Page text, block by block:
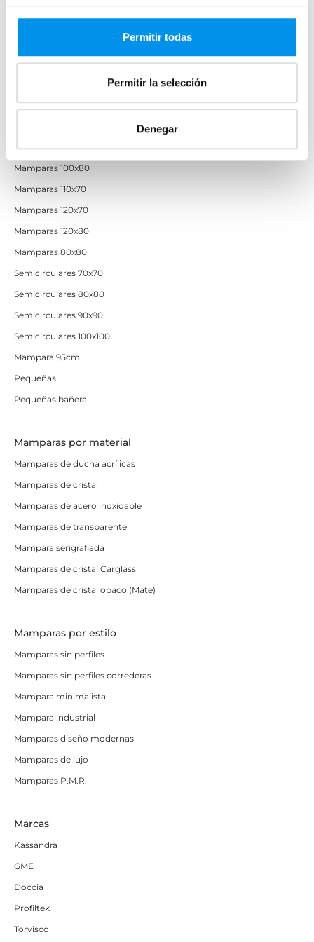
Permitir todas
Permitir la selección
Denegar
Mamparas de ducha baratas con perfil negro
Mamparas por medidas
Mamparas 70x70
Mamparas 100x70
Mamparas 100x80
Mamparas 110x70
Mamparas 120x70
Mamparas 120x80
Mamparas 80x80
Semicirculares 70x70
Semicirculares 80x80
Semicirculares 90x90
Semicirculares 100x100
Mampara 95cm
Pequeñas
Pequeñas bañera
Mamparas por material
Mamparas de ducha acrílicas
Mamparas de cristal
Mamparas de acero inoxidable
Mamparas de transparente
Mampara serigrafiada
Mamparas de cristal Carglass
Mamparas de cristal opaco (Mate)
Mamparas por estilo
Mamparas sin perfiles
Mamparas sin perfiles correderas
Mampara minimalista
Mampara industrial
Mamparas diseño modernas
Mamparas de lujo
Mamparas P.M.R.
Marcas
Kassandra
GME
Doccia
Profiltek
Torvisco